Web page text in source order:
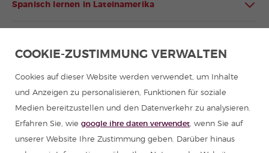
Spanisch lernen in Lateinamerika
Sommercamps in Spanien
Spanischkurse
Ressourcen zum Spanisch lernen
COOKIE-ZUSTIMMUNG VERWALTEN
Cookies auf dieser Website werden verwendet, um Inhalte
und Anzeigen zu personalisieren, Funktionen für soziale
Medien bereitzustellen und den Datenverkehr zu analysieren.
Erfahren Sie, wie google ihre daten verwendet, wenn Sie auf
unserer Website Ihre Zustimmung geben. Darüber hinaus